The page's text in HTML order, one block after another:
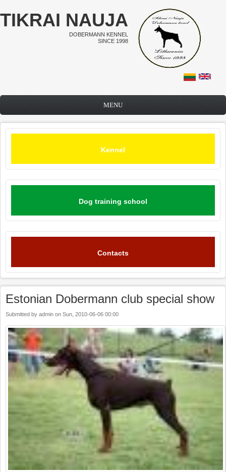
Skip to main content
TIKRAI NAUJA
DOBERMANN KENNEL
SINCE 1998
MENU
Kennel
Dog training school
Contacts
Estonian Dobermann club special show
Submitted by admin on Sun, 2010-06-06 00:00